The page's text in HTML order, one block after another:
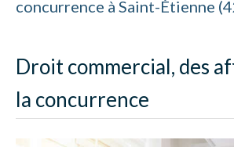
concurrence à Saint-Étienne
Droit commercial, des
la concurrence